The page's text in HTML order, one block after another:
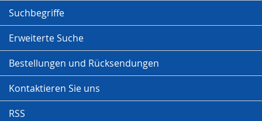
Suchbegriffe
Erweiterte Suche
Bestellungen und Rücksendungen
Kontaktieren Sie uns
RSS